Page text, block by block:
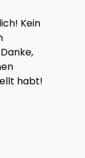
Kein
habt!